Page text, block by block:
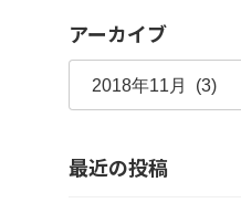
アーカイブ
ア
カ
ブ
最近の投稿